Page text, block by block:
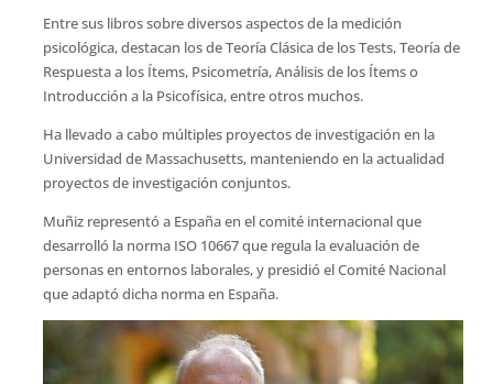
Entre sus libros sobre diversos aspectos de la medición
psicológica, destacan los de Teoría Clásica de los Tests, Teoría de
Respuesta a los Ítems, Psicometría, Análisis de los Ítems o
Introducción a la Psicofísica, entre otros muchos.
Ha llevado a cabo múltiples proyectos de investigación en la
Universidad de Massachusetts, manteniendo en la actualidad
proyectos de investigación conjuntos.
Muñiz representó a España en el comité internacional que
desarrolló la norma ISO 10667 que regula la evaluación de
personas en entornos laborales, y presidió el Comité Nacional
que adaptó dicha norma en España.